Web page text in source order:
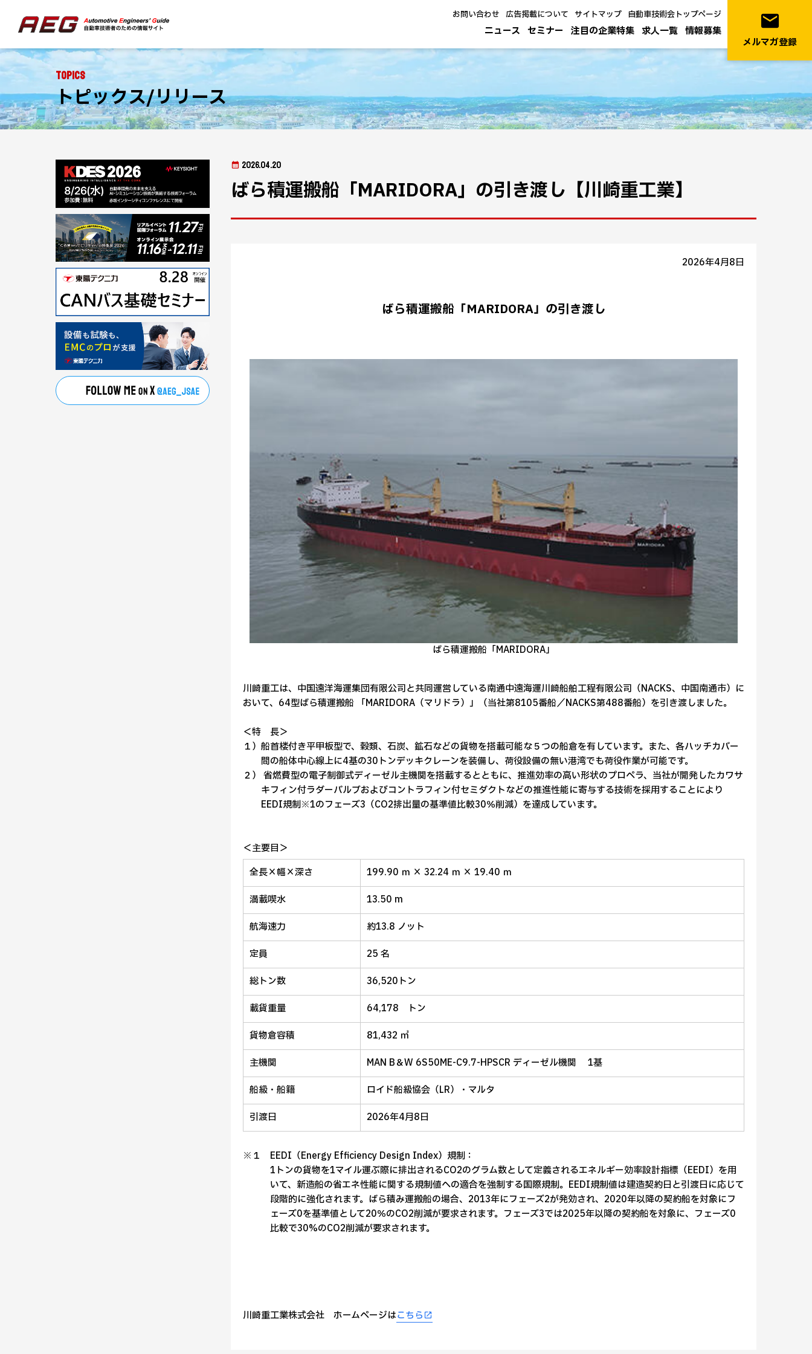
ニュース セミナー 注目の企業特集 求人一覧 情報募集
お問い合わせ 広告掲載について サイトマップ 自動車技術会トップページ email
メルマガ登録
Topics
トピックス/リリース
2026.04.20
ばら積運搬船「MARIDORA」の引き渡し【川崎重工業】
2026年4月8日
ばら積運搬船「MARIDORA」の引き渡し
ばら積運搬船「MARIDORA」
川崎重工は、中国遠洋海運集団有限公司と共同運営している南通中遠海運川崎船舶工程有限公司（NACKS、中国南通市）に
おいて、64型ばら積運搬船 「MARIDORA（マリドラ）」（当社第8105番船／NACKS第488番船）を引き渡しました。
＜特 長＞
１）船首楼付き平甲板型で、穀類、石炭、鉱石などの貨物を搭載可能な５つの船倉を有しています。また、各ハッチカバー
間の船体中心線上に4基の30トンデッキクレーンを装備し、荷役設備の無い港湾でも荷役作業が可能です。
２） 省燃費型の電子制御式ディーゼル主機関を搭載するとともに、推進効率の高い形状のプロペラ、当社が開発したカワサ
キフィン付ラダーバルブおよびコントラフィン付セミダクトなどの推進性能に寄与する技術を採用することにより
EEDI規制※1のフェーズ3（CO2排出量の基準値比較30％削減）を達成しています。
＜主要目＞
全長×幅×深さ
199.90 ｍ × 32.24 ｍ × 19.40 ｍ
満載喫水
13.50 m
航海速力
約13.8 ノット
定員
25 名
総トン数
36,520トン
載貨重量
64,178 トン
貨物倉容積
81,432 ㎥
主機関
MAN B＆W 6S50ME-C9.7-HPSCR ディーゼル機関 1基
船級・船籍
ロイド船級協会（LR）・マルタ
引渡日
2026年4月8日
※１ EEDI（Energy Efficiency Design Index）規制：
1トンの貨物を1マイル運ぶ際に排出されるCO2のグラム数として定義されるエネルギー効率設計指標（EEDI）を用
いて、新造船の省エネ性能に関する規制値への適合を強制する国際規制。EEDI規制値は建造契約日と引渡日に応じて
段階的に強化されます。ばら積み運搬船の場合、2013年にフェーズ2が発効され、2020年以降の契約船を対象にフ
ェーズ0を基準値として20％のCO2削減が要求されます。フェーズ3では2025年以降の契約船を対象に、フェーズ0
比較で30%のCO2削減が要求されます。
川崎重工業株式会社 ホームページはこちら